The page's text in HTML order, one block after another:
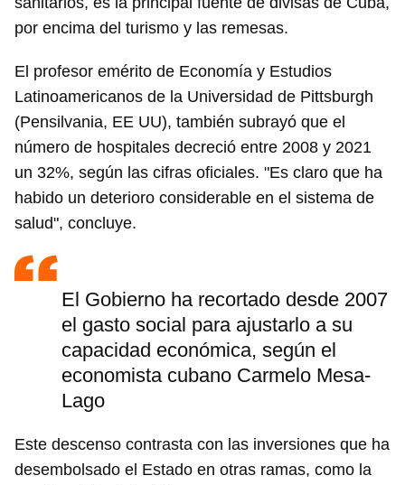
por encima del turismo y las remesas.
El profesor emérito de Economía y Estudios
Latinoamericanos de la Universidad de Pittsburgh
(Pensilvania, EE UU), también subrayó que el
número de hospitales decreció entre 2008 y 2021
un 32%, según las cifras oficiales. "Es claro que ha
habido un deterioro considerable en el sistema de
salud", concluye.
El Gobierno ha recortado desde 2007
el gasto social para ajustarlo a su
capacidad económica, según el
economista cubano Carmelo Mesa-
Lago
Este descenso contrasta con las inversiones que ha
desembolsado el Estado en otras ramas, como la